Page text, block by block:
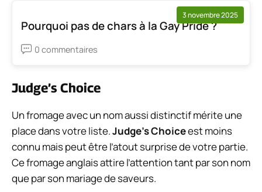
3 novembre 2025
Pourquoi pas de chars à la Gay Pride ?
0 commentaires
Judge’s Choice
Un fromage avec un nom aussi distinctif mérite une
place dans votre liste.Judge’s Choiceest moins
connu mais peut être l’atout surprise de votre partie.
Ce fromage anglais attire l’attention tant par son nom
que par son mariage de saveurs.